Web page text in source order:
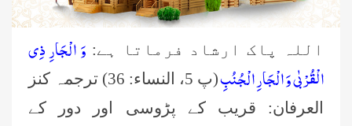
اللہ پاک ارشاد فرماتا ہے: وَ الْجَارِ ذِی
الْقُرْبٰى وَ الْجَارِ الْجُنُبِ
(پ 5، النساء: 36) ترجمہ کنز
العرفان: قریب کے پڑوسی اور دور کے